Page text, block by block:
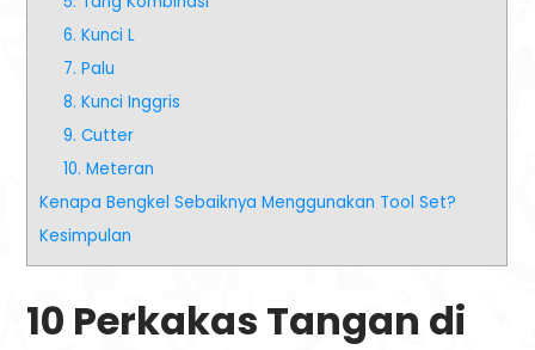
6. Kunci L
7. Palu
8. Kunci Inggris
9. Cutter
10. Meteran
Kenapa Bengkel Sebaiknya Menggunakan Tool Set?
Kesimpulan
10 Perkakas Tangan di